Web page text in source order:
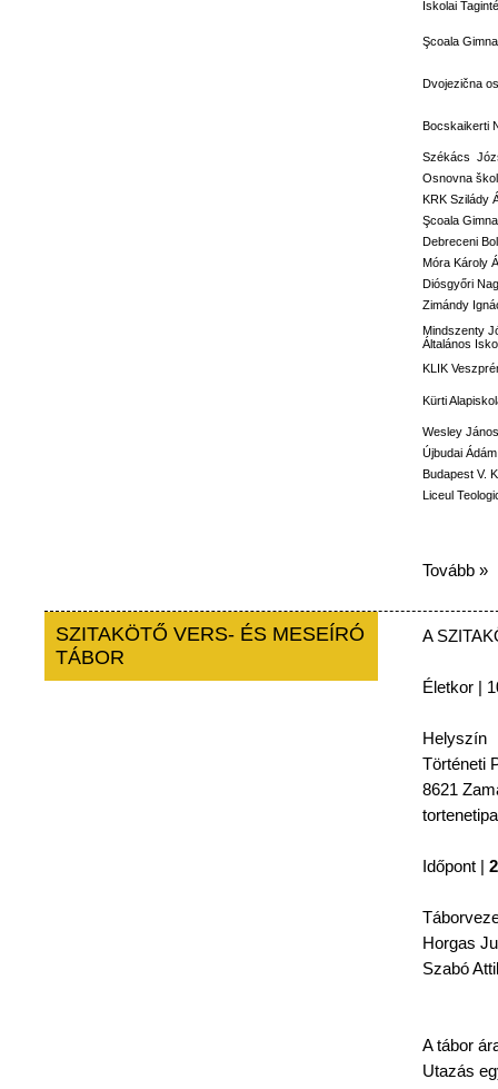
Iskolai
Şcoala
Dvojezična
Bocskaikerti
Székács
Osnovna
KRK Szilády
Şcoala
Debreceni
Móra Károly
Diósgyőri
Zimándy
Mindszenty
Általános
KLIK
Kürti
Wesley
Újbudai
Budapest V.
Liceul
Tovább »
SZITAKÖTŐ VERS- ÉS MESEÍRÓ
TÁBOR
A
Életkor |
Helyszín
Történeti
8621
Időpont |
Horgas
Szabó
Atábor
Utazás